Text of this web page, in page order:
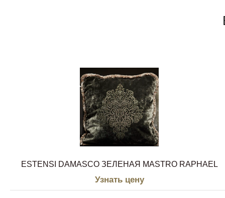
ESTENSI DAMASCO ЗЕЛЕНАЯ MASTRO RAPHAEL
Узнать цену